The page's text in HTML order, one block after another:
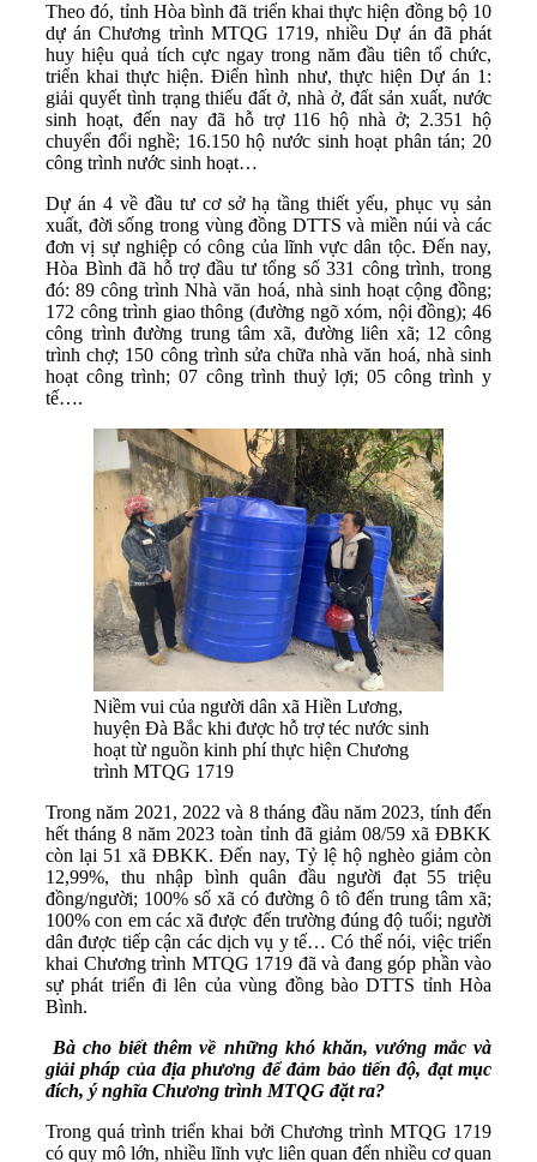
Theo đó, tỉnh Hòa bình đã triển khai thực hiện đồng bộ 10
dự án Chương trình MTQG 1719, nhiều Dự án đã phát
huy hiệu quả tích cực ngay trong năm đầu tiên tổ chức,
triển khai thực hiện. Điển hình như, thực hiện Dự án 1:
giải quyết tình trạng thiếu đất ở, nhà ở, đất sản xuất, nước
sinh hoạt, đến nay đã hỗ trợ 116 hộ nhà ở; 2.351 hộ
chuyển đổi nghề; 16.150 hộ nước sinh hoạt phân tán; 20
công trình nước sinh hoạt…
Dự án 4 về đầu tư cơ sở hạ tầng thiết yếu, phục vụ sản
xuất, đời sống trong vùng đồng DTTS và miền núi và các
đơn vị sự nghiệp có công của lĩnh vực dân tộc. Đến nay,
Hòa Bình đã hỗ trợ đầu tư tổng số 331 công trình, trong
đó: 89 công trình Nhà văn hoá, nhà sinh hoạt cộng đồng;
172 công trình giao thông (đường ngõ xóm, nội đồng); 46
công trình đường trung tâm xã, đường liên xã; 12 công
trình chợ; 150 công trình sửa chữa nhà văn hoá, nhà sinh
hoạt công trình; 07 công trình thuỷ lợi; 05 công trình y
tế….
Niềm vui của người dân xã Hiền Lương,
huyện Đà Bắc khi được hỗ trợ téc nước sinh
hoạt từ nguồn kinh phí thực hiện Chương
trình MTQG 1719
Trong năm 2021, 2022 và 8 tháng đầu năm 2023, tính đến
hết tháng 8 năm 2023 toàn tỉnh đã giảm 08/59 xã ĐBKK
còn lại 51 xã ĐBKK. Đến nay, Tỷ lệ hộ nghèo giảm còn
12,99%, thu nhập bình quân đầu người đạt 55 triệu
đồng/người; 100% số xã có đường ô tô đến trung tâm xã;
100% con em các xã được đến trường đúng độ tuổi; người
dân được tiếp cận các dịch vụ y tế… Có thể nói, việc triển
khai Chương trình MTQG 1719 đã và đang góp phần vào
sự phát triển đi lên của vùng đồng bào DTTS tỉnh Hòa
Bình.
Bà cho biết thêm về những khó khăn, vướng mắc và
giải pháp của địa phương để đảm bảo tiến độ, đạt mục
đích, ý nghĩa Chương trình MTQG đặt ra?
Trong quá trình triển khai bởi Chương trình MTQG 1719
có quy mô lớn, nhiều lĩnh vực liên quan đến nhiều cơ quan